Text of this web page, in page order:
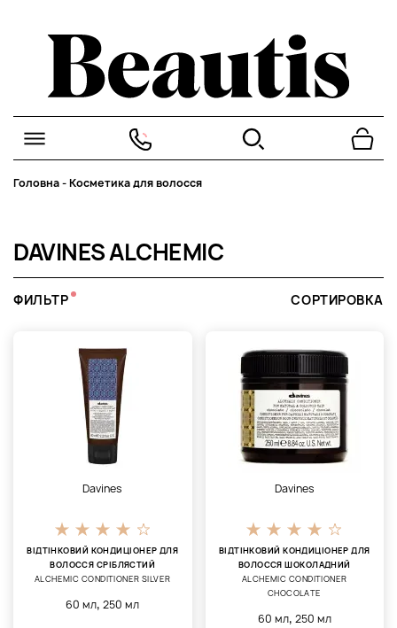
Головна-Косметика для волосся
DAVINES ALCHEMIC
ФИЛЬТР СОРТИРОВКА
Davines
ВІДТІНКОВИЙ КОНДИЦІОНЕР ДЛЯ
ВОЛОССЯ СРІБЛЯСТИЙ
ALCHEMIC CONDITIONER SILVER
60 мл,250 мл
Davines
ВІДТІНКОВИЙ КОНДИЦІОНЕР ДЛЯ
ВОЛОССЯ ШОКОЛАДНИЙ
ALCHEMIC CONDITIONER
CHOCOLATE
60 мл, 250 мл